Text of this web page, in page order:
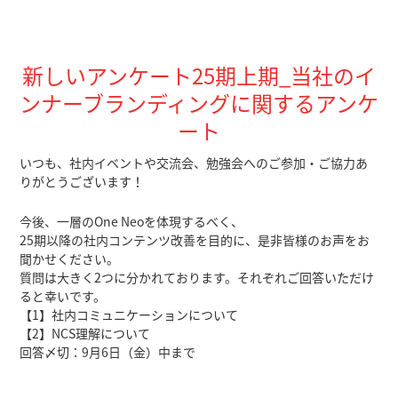
新しいアンケート25期上期_当社のイ
ンナーブランディングに関するアンケ
ート
いつも、社内イベントや交流会、勉強会へのご参加・ご協力あ
りがとうございます！
今後、一層のOne Neoを体現するべく、
25期以降の社内コンテンツ改善を目的に、是非皆様のお声をお
聞かせください。
質問は大きく2つに分かれております。それぞれご回答いただけ
ると幸いです。
【1】社内コミュニケーションについて
【2】NCS理解について
回答〆切：9月6日（金）中まで